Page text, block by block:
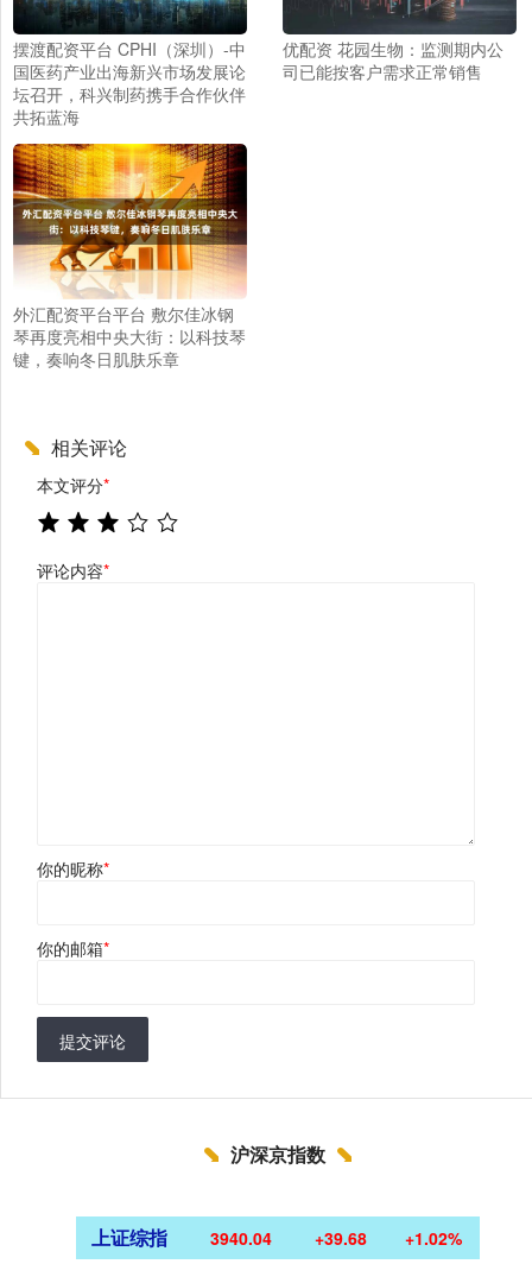
摆渡配资平台 CPHI（深圳）-中
国医药产业出海新兴市场发展论
坛召开，科兴制药携手合作伙伴
共拓蓝海
优配资 花园生物：监测期内公
司已能按客户需求正常销售
外汇配资平台平台 敷尔佳冰钢
琴再度亮相中央大街：以科技琴
键，奏响冬日肌肤乐章
相关评论
本文评分*
评论内容*
你的昵称*
你的邮箱*
提交评论
沪深京指数
上证综指 3940.04 +39.68 +1.02%